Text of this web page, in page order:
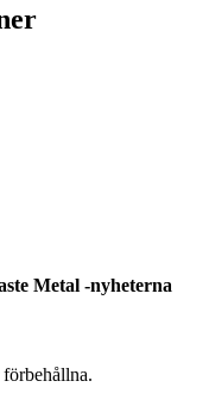
Metal -nyheterna